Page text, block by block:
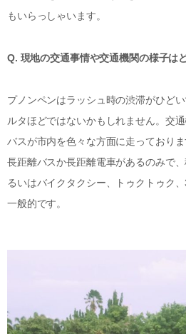
もいらっしゃいます。
Q. 現地の交通事情や交通機関の様子は
プノンペンはラッシュ時の渋滞がひど
ルタほどではないかもしれません。交
バスが市内を色々な方面に走っており
長距離バスか長距離電車があるのみで
るいはバイクタクシー、トゥクトゥク
一般的です。